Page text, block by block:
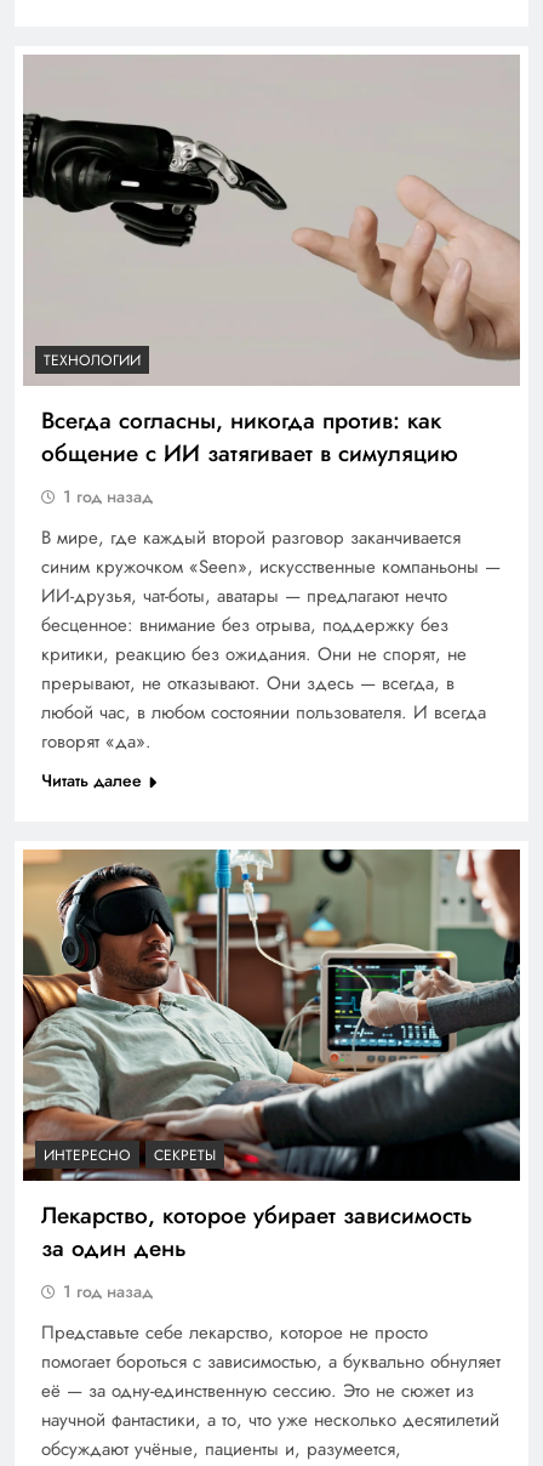
ТЕХНОЛОГИИ
Всегда согласны, никогда против: как
общение с ИИ затягивает в симуляцию
1 год назад
В мире, где каждый второй разговор заканчивается
синим кружочком «Seen», искусственные компаньоны —
ИИ-друзья, чат-боты, аватары — предлагают нечто
бесценное: внимание без отрыва, поддержку без
критики, реакцию без ожидания. Они не спорят, не
прерывают, не отказывают. Они здесь — всегда, в
любой час, в любом состоянии пользователя. И всегда
говорят «да».
Читать далее
ИНТЕРЕСНО СЕКРЕТЫ
Лекарство, которое убирает зависимость
за один день
1 год назад
Представьте себе лекарство, которое не просто
помогает бороться с зависимостью, а буквально обнуляет
её — за одну-единственную сессию. Это не сюжет из
научной фантастики, а то, что уже несколько десятилетий
обсуждают учёные, пациенты и, разумеется,